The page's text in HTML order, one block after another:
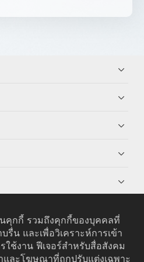
นคุกกี้ รวมถึงคุกกี้ของบุคคลที่
รื่น และเพื่อวิเคราะห์การเข้า
ช้งาน ฟีเจอร์สำหรับสื่อสังคม
และโฆษณาที่ถูกปรับแต่งเฉพาะ